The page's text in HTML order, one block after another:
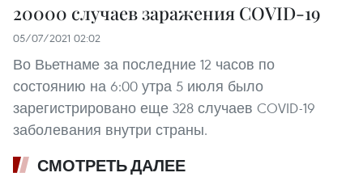
20000 случаев заражения COVID-19
05/07/2021 02:02
Во Вьетнаме за последние 12 часов по
состоянию на 6:00 утра 5 июля было
зарегистрировано еще 328 случаев COVID-19
заболевания внутри страны.
СМОТРЕТЬ ДАЛЕЕ